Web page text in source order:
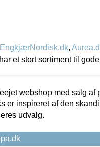
EngkjærNordisk.dk,
et stort sortiment til
webshop med salg af
er inspireret af den
udvalg.